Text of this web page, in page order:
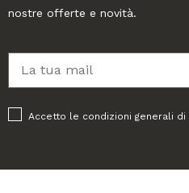
nostre offerte e novità.
Accetto le condizioni generali di